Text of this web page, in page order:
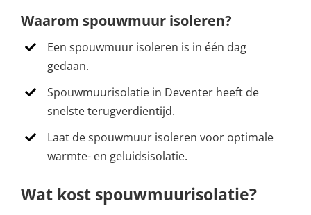
Waarom spouwmuur isoleren?
Een spouwmuur isoleren is in één dag
gedaan.
Spouwmuurisolatie in Deventer heeft de
snelste terugverdientijd.
Laat de spouwmuur isoleren voor optimale
warmte- en geluidsisolatie.
Wat kost spouwmuurisolatie?